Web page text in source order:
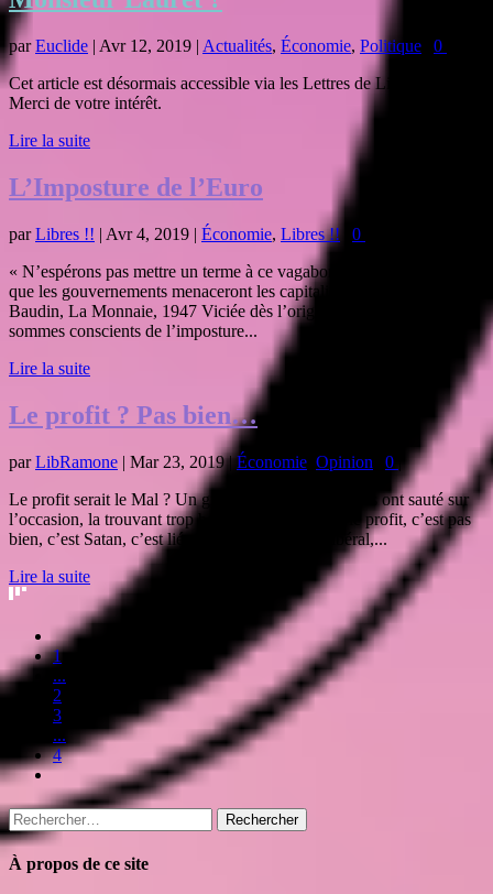
parEuclide | Avr 12, 2019 | Actualités, Économie, Politique 0
Cet article est désormais accessible via les Lettres de Libéralie, ici.
Merci de votre intérêt.
Lire la suite
L’Imposture de l’Euro
parLibres !! | Avr 4, 2019 | Économie, Libres !! 0
« N’espérons pas mettre un terme à ce vagabondage monétaire tant
que les gouvernements menaceront les capitalistes. » – Louis
Baudin, La Monnaie, 1947 Viciée dès l’origine Nous, libéraux,
sommes conscients de l’imposture...
Lire la suite
Le profit ? Pas bien…
parLibRamone | Mar 23, 2019|Économie Opinion 0
Le profit serait le Mal ? Un gros paquet de politiciens ont sauté sur
l’occasion, la trouvant trop belle pour être vraie : le profit, c’est pas
bien, c’est Satan, c’est lié au capitalisme ultra-libéral,...
Lire la suite
1
...
2
3
...
4
Rechercher :
À propos de ce site